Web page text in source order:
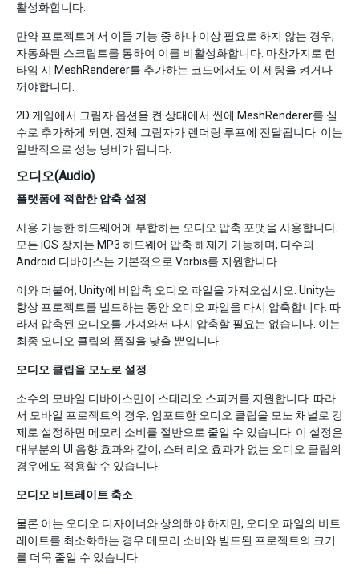
활성화합니다.
만약 프로젝트에서 이들 기능 중 하나 이상 필요로 하지 않는 경우,
자동화된 스크립트를 통하여 이를 비활성화합니다. 마찬가지로 런
타임 시 MeshRenderer를 추가하는 코드에서도 이 세팅을 켜거나
꺼야합니다.
2D 게임에서 그림자 옵션을 켠 상태에서 씬에 MeshRenderer를 실
수로 추가하게 되면, 전체 그림자가 렌더링 루프에 전달됩니다. 이는
일반적으로 성능 낭비가 됩니다.
오디오(Audio)
플랫폼에 적합한 압축 설정
사용 가능한 하드웨어에 부합하는 오디오 압축 포맷을 사용합니다.
모든 iOS 장치는 MP3 하드웨어 압축 해제가 가능하며, 다수의
Android 디바이스는 기본적으로 Vorbis를 지원합니다.
이와 더불어, Unity에 비압축 오디오 파일을 가져오십시오. Unity는
항상 프로젝트를 빌드하는 동안 오디오 파일을 다시 압축합니다. 따
라서 압축된 오디오를 가져와서 다시 압축할 필요는 없습니다. 이는
최종 오디오 클립의 품질을 낮출 뿐입니다.
오디오 클립을 모노로 설정
소수의 모바일 디바이스만이 스테리오 스피커를 지원합니다. 따라
서 모바일 프로젝트의 경우, 임포트한 오디오 클립을 모노 채널로 강
제로 설정하면 메모리 소비를 절반으로 줄일 수 있습니다. 이 설정은
대부분의 UI 음향 효과와 같이, 스테리오 효과가 없는 오디오 클립의
경우에도 적용할 수 있습니다.
오디오 비트레이트 축소
물론 이는 오디오 디자이너와 상의해야 하지만, 오디오 파일의 비트
레이트를 최소화하는 경우 메모리 소비와 빌드된 프로젝트의 크기
를 더욱 줄일 수 있습니다.